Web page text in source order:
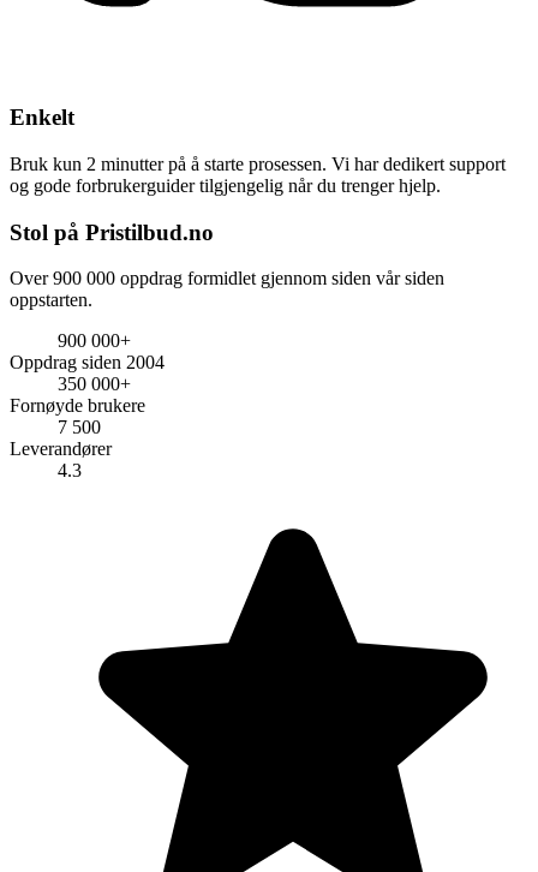
Enkelt
Bruk kun 2 minutter på å starte prosessen. Vi har dedikert support
og gode forbrukerguider tilgjengelig når du trenger hjelp.
Stol på Pristilbud.no
Over 900 000 oppdrag formidlet gjennom siden vår siden
oppstarten.
900 000+
Oppdrag siden 2004
350 000+
Fornøyde brukere
7 500
Leverandører
4.3